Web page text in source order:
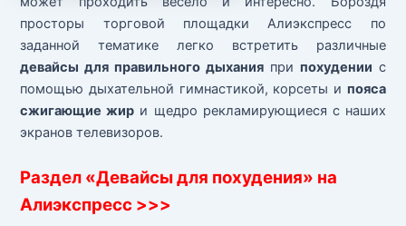
просторы торговой площадки Алиэкспресс по
заданной тематике легко встретить различные
девайсы для правильного дыхания при похудении с
помощью дыхательной гимнастикой, корсеты и пояса
сжигающие жир и щедро рекламирующиеся с наших
экранов телевизоров.
Раздел «Девайсы для похудения» на
Алиэкспресс >>>